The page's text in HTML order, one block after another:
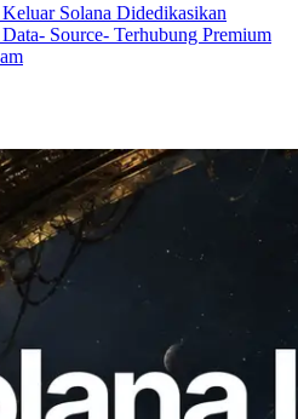
Solana Didedikasikan
Source- Terhubung Premium